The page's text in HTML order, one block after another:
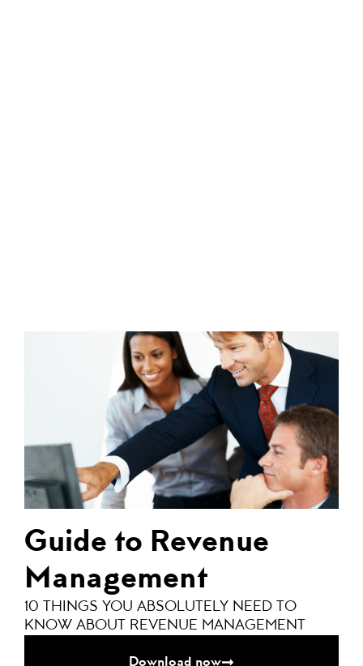
Guide to Revenue
Management
10 THINGS YOU ABSOLUTELY NEED TO
KNOW ABOUT REVENUE MANAGEMENT
Download now